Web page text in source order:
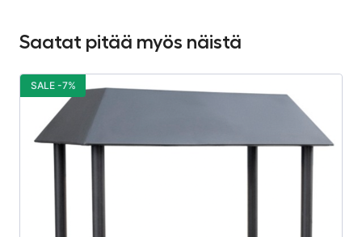
Saatat pitää myös näistä
SALE -7%